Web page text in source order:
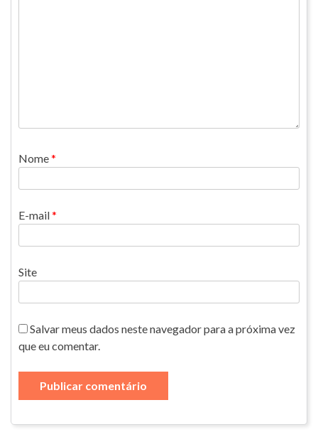
Nome*
E-mail*
Site
Salvar meus dados neste navegador para a próxima vez
que eu comentar.